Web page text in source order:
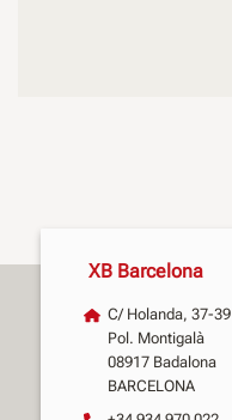
XB Barcelona
C/ Holanda, 37-39
Pol. Montigalà
08917 Badalona
BARCELONA